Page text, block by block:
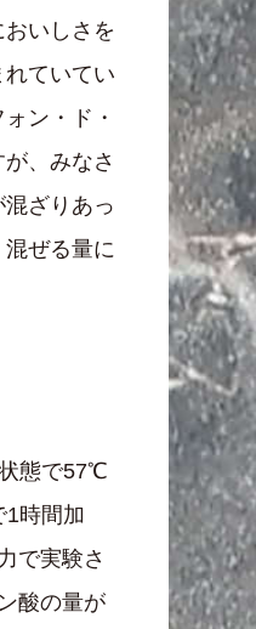
いしさを
ていてい
ン・ド・
、みなさ
ざりあっ
ぜる量に
態で57℃
1時間加
で実験さ
酸の量が